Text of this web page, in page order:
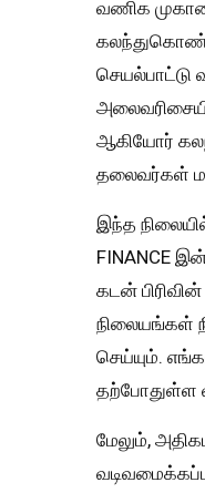
வணிக
செயல்பாட்டு
ஆகியோர்
தலைவர்கள்
இந்த
FINANCE
கடன்
நிலையங்கள்
செய்யும்.
தற்போதுள்ள
மேலும்,